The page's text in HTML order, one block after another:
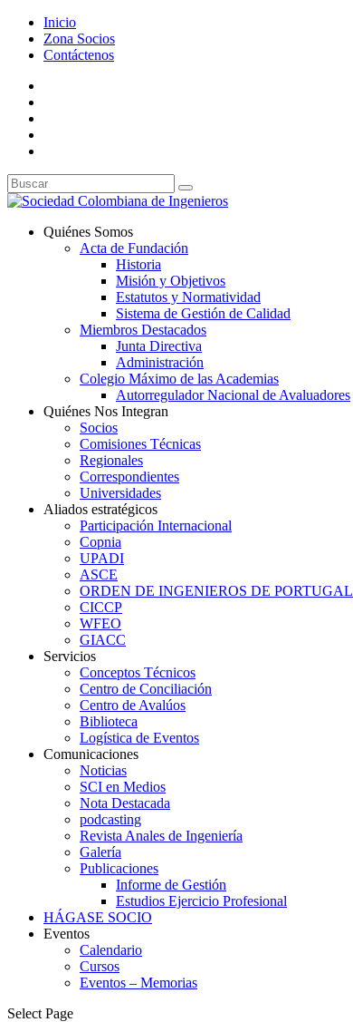
Inicio
Zona Socios
Contáctenos
Quiénes Somos
Acta de Fundación
Historia
Misión y Objetivos
Estatutos y Normatividad
Sistema de Gestión de Calidad
Miembros Destacados
Junta Directiva
Administración
Colegio Máximo de las Academias
Autorregulador Nacional de Avaluadores
Quiénes Nos Integran
Socios
Comisiones Técnicas
Regionales
Correspondientes
Universidades
Aliados estratégicos
Participación Internacional
Copnia
UPADI
ASCE
ORDEN DE INGENIEROS DE PORTUGAL
CICCP
WFEO
GIACC
Servicios
Conceptos Técnicos
Centro de Conciliación
Centro de Avalúos
Biblioteca
Logística de Eventos
Comunicaciones
Noticias
SCI en Medios
Nota Destacada
podcasting
Revista Anales de Ingeniería
Galería
Publicaciones
Informe de Gestión
Estudios Ejercicio Profesional
HÁGASE SOCIO
Eventos
Calendario
Cursos
Eventos – Memorias
Select Page